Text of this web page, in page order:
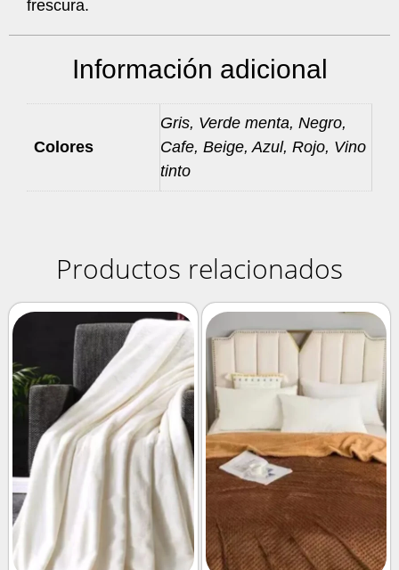
frescura.
Información adicional
Colores
Gris, Verde menta, Negro,
Cafe, Beige, Azul, Rojo, Vino
tinto
Productos relacionados